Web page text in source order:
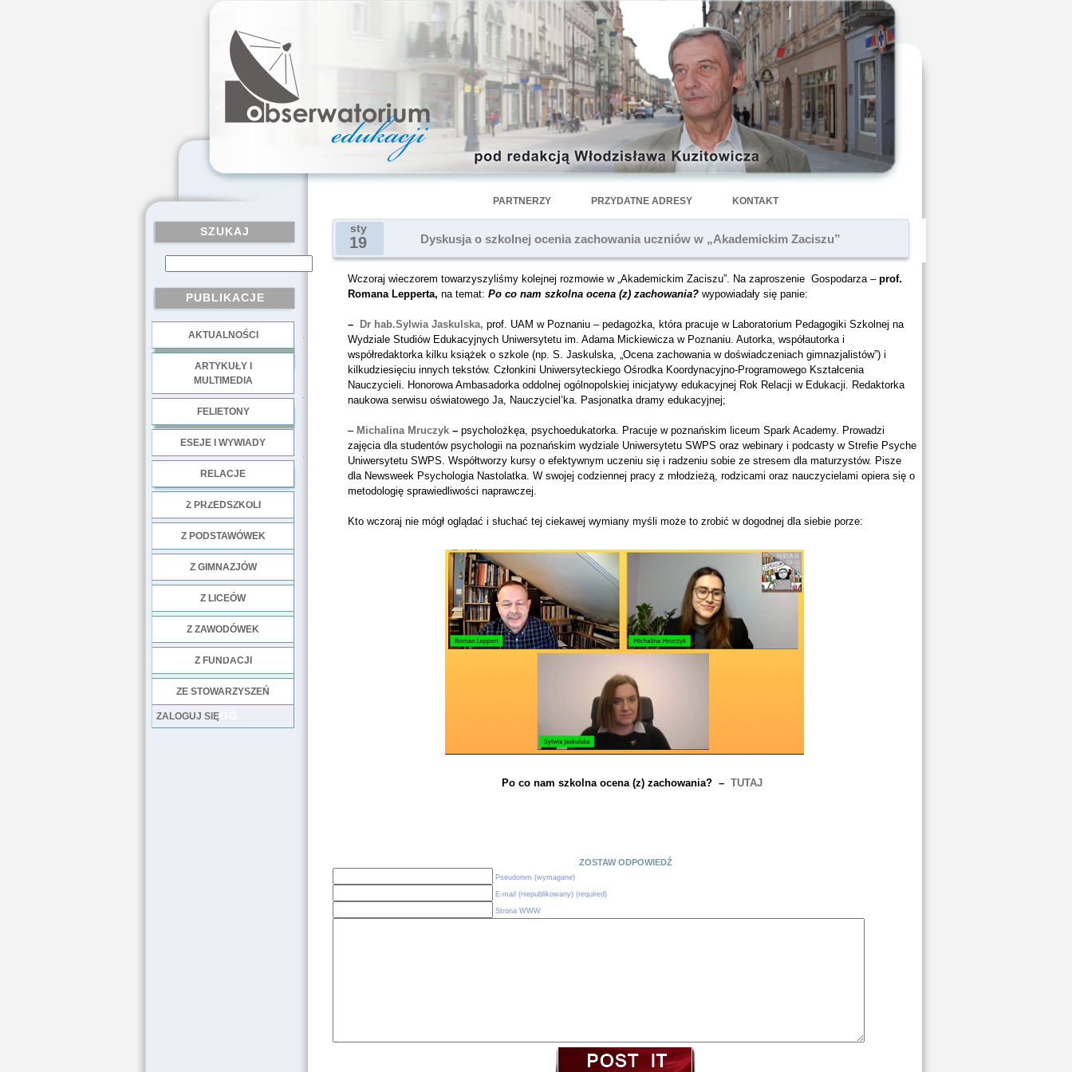
PARTNERZY PRZYDATNE ADRESY KONTAKT
SZUKAJ
PUBLIKACJE
AKTUALNOŚCI
ARTYKUŁY I
MULTIMEDIA
FELIETONY
ESEJE I WYWIADY
RELACJE
Z PRZEDSZKOLI
Z PODSTAWÓWEK
Z GIMNAZJÓW
Z LICEÓW
Z ZAWODÓWEK
Z FUNDACJI
ZE STOWARZYSZEŃ
LOG
ZALOGUJ SIĘ
sty
19 Dyskusja o szkolnej ocenia zachowania uczniów w „Akademickim Zaciszu”
Wczoraj wieczorem towarzyszyliśmy kolejnej rozmowie w „Akademickim Zaciszu”. Na zaproszenie Gospodarza – prof.
Romana Lepperta, na temat: Po co nam szkolna ocena (z) zachowania? wypowiadały się panie:
– Dr hab.Sylwia Jaskulska, prof. UAM w Poznaniu – pedagożka, która pracuje w Laboratorium Pedagogiki Szkolnej na
Wydziale Studiów Edukacyjnych Uniwersytetu im. Adama Mickiewicza w Poznaniu. Autorka, współautorka i
współredaktorka kilku książek o szkole (np. S. Jaskulska, „Ocena zachowania w doświadczeniach gimnazjalistów”) i
kilkudziesięciu innych tekstów. Członkini Uniwersyteckiego Ośrodka Koordynacyjno-Programowego Kształcenia
Nauczycieli. Honorowa Ambasadorka oddolnej ogólnopolskiej inicjatywy edukacyjnej Rok Relacji w Edukacji. Redaktorka
naukowa serwisu oświatowego Ja, Nauczyciel’ka. Pasjonatka dramy edukacyjnej;
– Michalina Mruczyk–psycholożkęa, psychoedukatorka. Pracuje w poznańskim liceum Spark Academy. Prowadzi
zajęcia dla studentów psychologii na poznańskim wydziale Uniwersytetu SWPS oraz webinary i podcasty w Strefie Psyche
Uniwersytetu SWPS. Współtworzy kursy o efektywnym uczeniu się i radzeniu sobie ze stresem dla maturzystów. Pisze
dla Newsweek Psychologia Nastolatka. W swojej codziennej pracy z młodzieżą, rodzicami oraz nauczycielami opiera się o
metodologię sprawiedliwości naprawczej.
Kto wczoraj nie mógł oglądać i słuchać tej ciekawej wymiany myśli może to zrobić w dogodnej dla siebie porze:
Po co nam szkolna ocena (z) zachowania? –TUTAJ
ZOSTAW ODPOWIEDŹ
Pseudonim (wymagane)
E-mail (niepublikowany) (required)
Strona WWW